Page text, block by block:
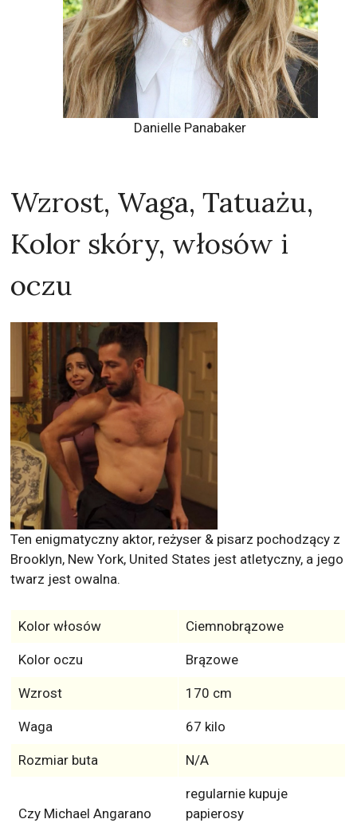
Danielle Panabaker
Wzrost, Waga, Tatuażu,
Kolor skóry, włosów i
oczu
Ten enigmatyczny aktor, reżyser & pisarz pochodzący z
Brooklyn, New York, United States jest atletyczny, a jego
twarz jest owalna.
Kolor włosów Ciemnobrązowe
Kolor oczu Brązowe
Wzrost 170 cm
Waga 67 kilo
Rozmiar buta N/A
Czy Michael Angarano
regularnie kupuje
papierosy